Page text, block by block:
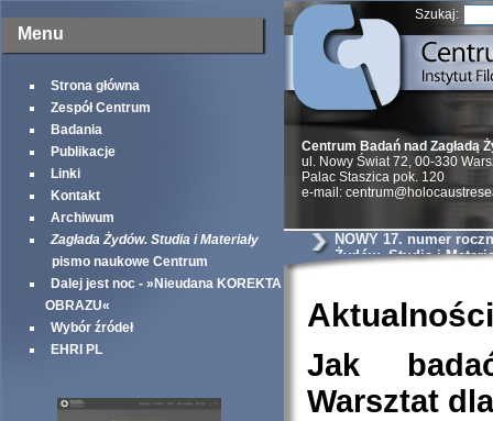
Menu
Strona główna
Zespół Centrum
Badania
Publikacje
Linki
Kontakt
Archiwum
Zagłada Żydów. Studia i Materiały
pismo naukowe Centrum
Dalej jest noc - »Nieudana KOREKTA
OBRAZU«
Wybór źródeł
EHRI PL
Szukaj:
Centrum Badań nad Zagładą
ul. Nowy Świat 72, 00-330
Palac Staszica pok. 120
e-mail:
NOWY 17. numer
Żydów. Studia i
Aktualności
Jak
Warsztat